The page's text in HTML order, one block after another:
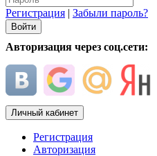
Регистрация | Забыли пароль?
Авторизация через соц.сети:
Личный кабинет
Регистрация
Авторизация